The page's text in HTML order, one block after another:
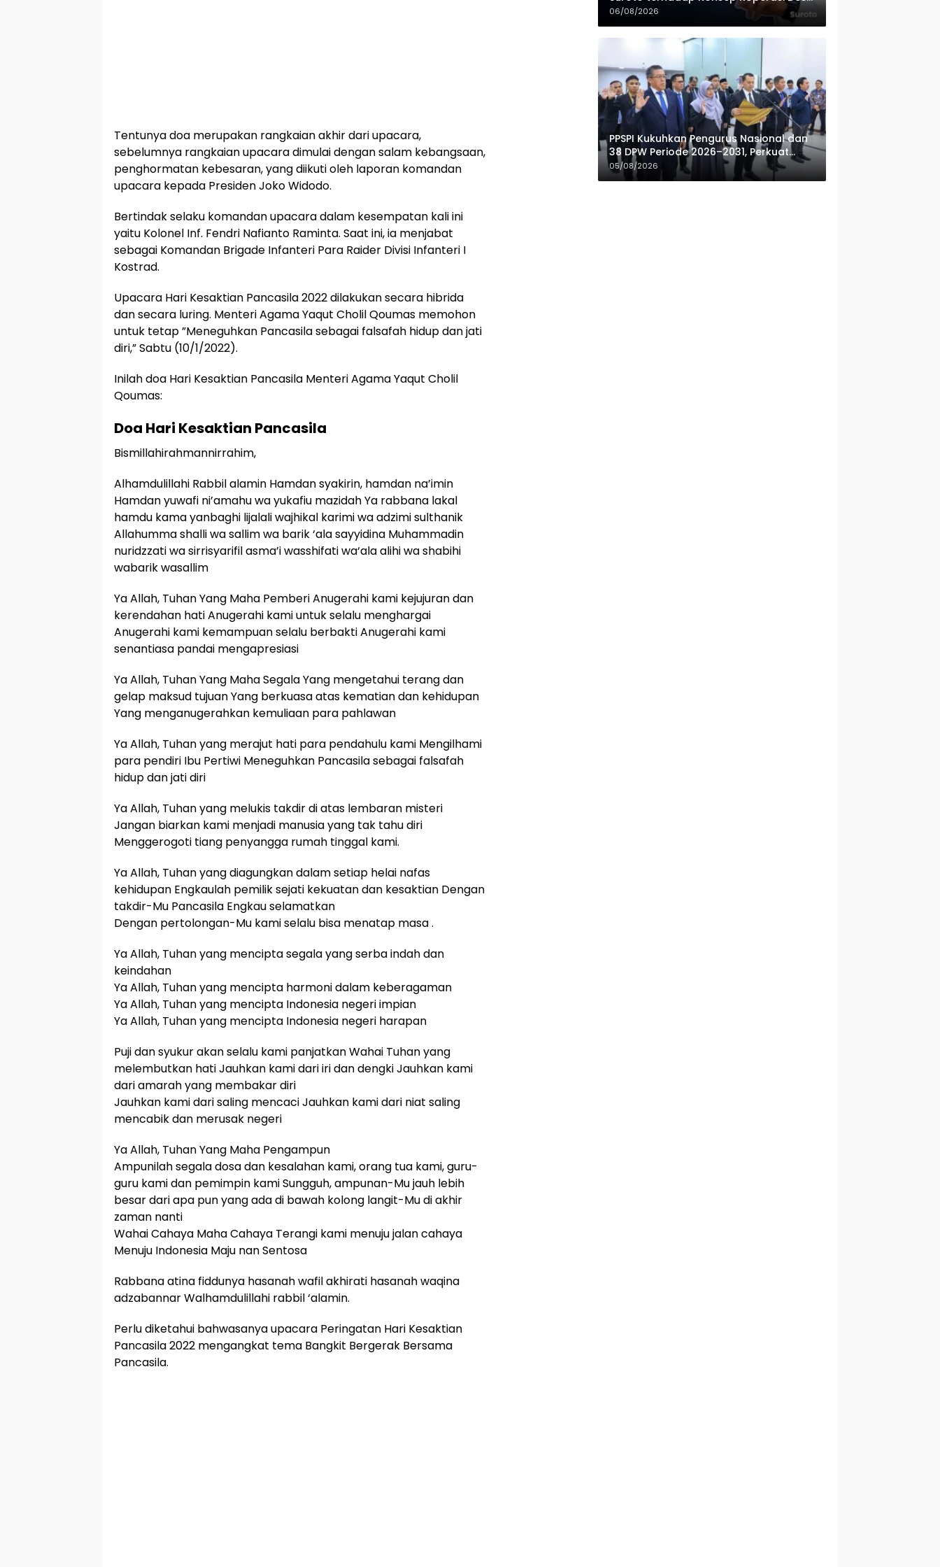
Tentunya doa merupakan rangkaian akhir dari upacara,
sebelumnya rangkaian upacara dimulai dengan salam kebangsaan,
penghormatan kebesaran, yang diikuti oleh laporan komandan
upacara kepada Presiden Joko Widodo.
Bertindak selaku komandan upacara dalam kesempatan kali ini
yaitu Kolonel Inf. Fendri Nafianto Raminta. Saat ini, ia menjabat
sebagai Komandan Brigade Infanteri Para Raider Divisi Infanteri I
Kostrad.
Upacara Hari Kesaktian Pancasila 2022 dilakukan secara hibrida
dan secara luring. Menteri Agama Yaqut Cholil Qoumas memohon
untuk tetap ”Meneguhkan Pancasila sebagai falsafah hidup dan jati
diri,” Sabtu (10/1/2022).
Inilah doa Hari Kesaktian Pancasila Menteri Agama Yaqut Cholil
Qoumas:
Doa Hari Kesaktian Pancasila
Bismillahirahmannirrahim,
Alhamdulillahi Rabbil alamin Hamdan syakirin, hamdan na’imin
Hamdan yuwafi ni’amahu wa yukafiu mazidah Ya rabbana lakal
hamdu kama yanbaghi lijalali wajhikal karimi wa adzimi sulthanik
Allahumma shalli wa sallim wa barik ‘ala sayyidina Muhammadin
nuridzzati wa sirrisyarifil asma’i wasshifati wa‘ala alihi wa shabihi
wabarik wasallim
Ya Allah, Tuhan Yang Maha Pemberi Anugerahi kami kejujuran dan
kerendahan hati Anugerahi kami untuk selalu menghargai
Anugerahi kami kemampuan selalu berbakti Anugerahi kami
senantiasa pandai mengapresiasi
Ya Allah, Tuhan Yang Maha Segala Yang mengetahui terang dan
gelap maksud tujuan Yang berkuasa atas kematian dan kehidupan
Yang menganugerahkan kemuliaan para pahlawan
Ya Allah, Tuhan yang merajut hati para pendahulu kami Mengilhami
para pendiri Ibu Pertiwi Meneguhkan Pancasila sebagai falsafah
hidup dan jati diri
Ya Allah, Tuhan yang melukis takdir di atas lembaran misteri
Jangan biarkan kami menjadi manusia yang tak tahu diri
Menggerogoti tiang penyangga rumah tinggal kami.
Ya Allah, Tuhan yang diagungkan dalam setiap helai nafas
kehidupan Engkaulah pemilik sejati kekuatan dan kesaktian Dengan
takdir-Mu Pancasila Engkau selamatkan
Dengan pertolongan-Mu kami selalu bisa menatap masa .
Ya Allah, Tuhan yang mencipta segala yang serba indah dan
keindahan
Ya Allah, Tuhan yang mencipta harmoni dalam keberagaman
Ya Allah, Tuhan yang mencipta Indonesia negeri impian
Ya Allah, Tuhan yang mencipta Indonesia negeri harapan
Puji dan syukur akan selalu kami panjatkan Wahai Tuhan yang
melembutkan hati Jauhkan kami dari iri dan dengki Jauhkan kami
dari amarah yang membakar diri
Jauhkan kami dari saling mencaci Jauhkan kami dari niat saling
mencabik dan merusak negeri
Ya Allah, Tuhan Yang Maha Pengampun
Ampunilah segala dosa dan kesalahan kami, orang tua kami, guru-
guru kami dan pemimpin kami Sungguh, ampunan-Mu jauh lebih
besar dari apa pun yang ada di bawah kolong langit-Mu di akhir
zaman nanti
Wahai Cahaya Maha Cahaya Terangi kami menuju jalan cahaya
Menuju Indonesia Maju nan Sentosa
Rabbana atina fiddunya hasanah wafil akhirati hasanah waqina
adzabannar Walhamdulillahi rabbil ‘alamin.
Perlu diketahui bahwasanya upacara Peringatan Hari Kesaktian
Pancasila 2022 mengangkat tema Bangkit Bergerak Bersama
Pancasila.
Merah Putih
06/08/2026
PPSPI Kukuhkan Pengurus Nasional dan
38 DPW Periode 2026–2031, Perkuat
Profesionalisme Sektor Publik
05/08/2026